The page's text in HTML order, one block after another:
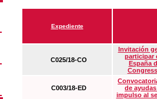
Expediente
C025/18-CO
Invitación
participar
España
C003/18-ED
de
impulso al